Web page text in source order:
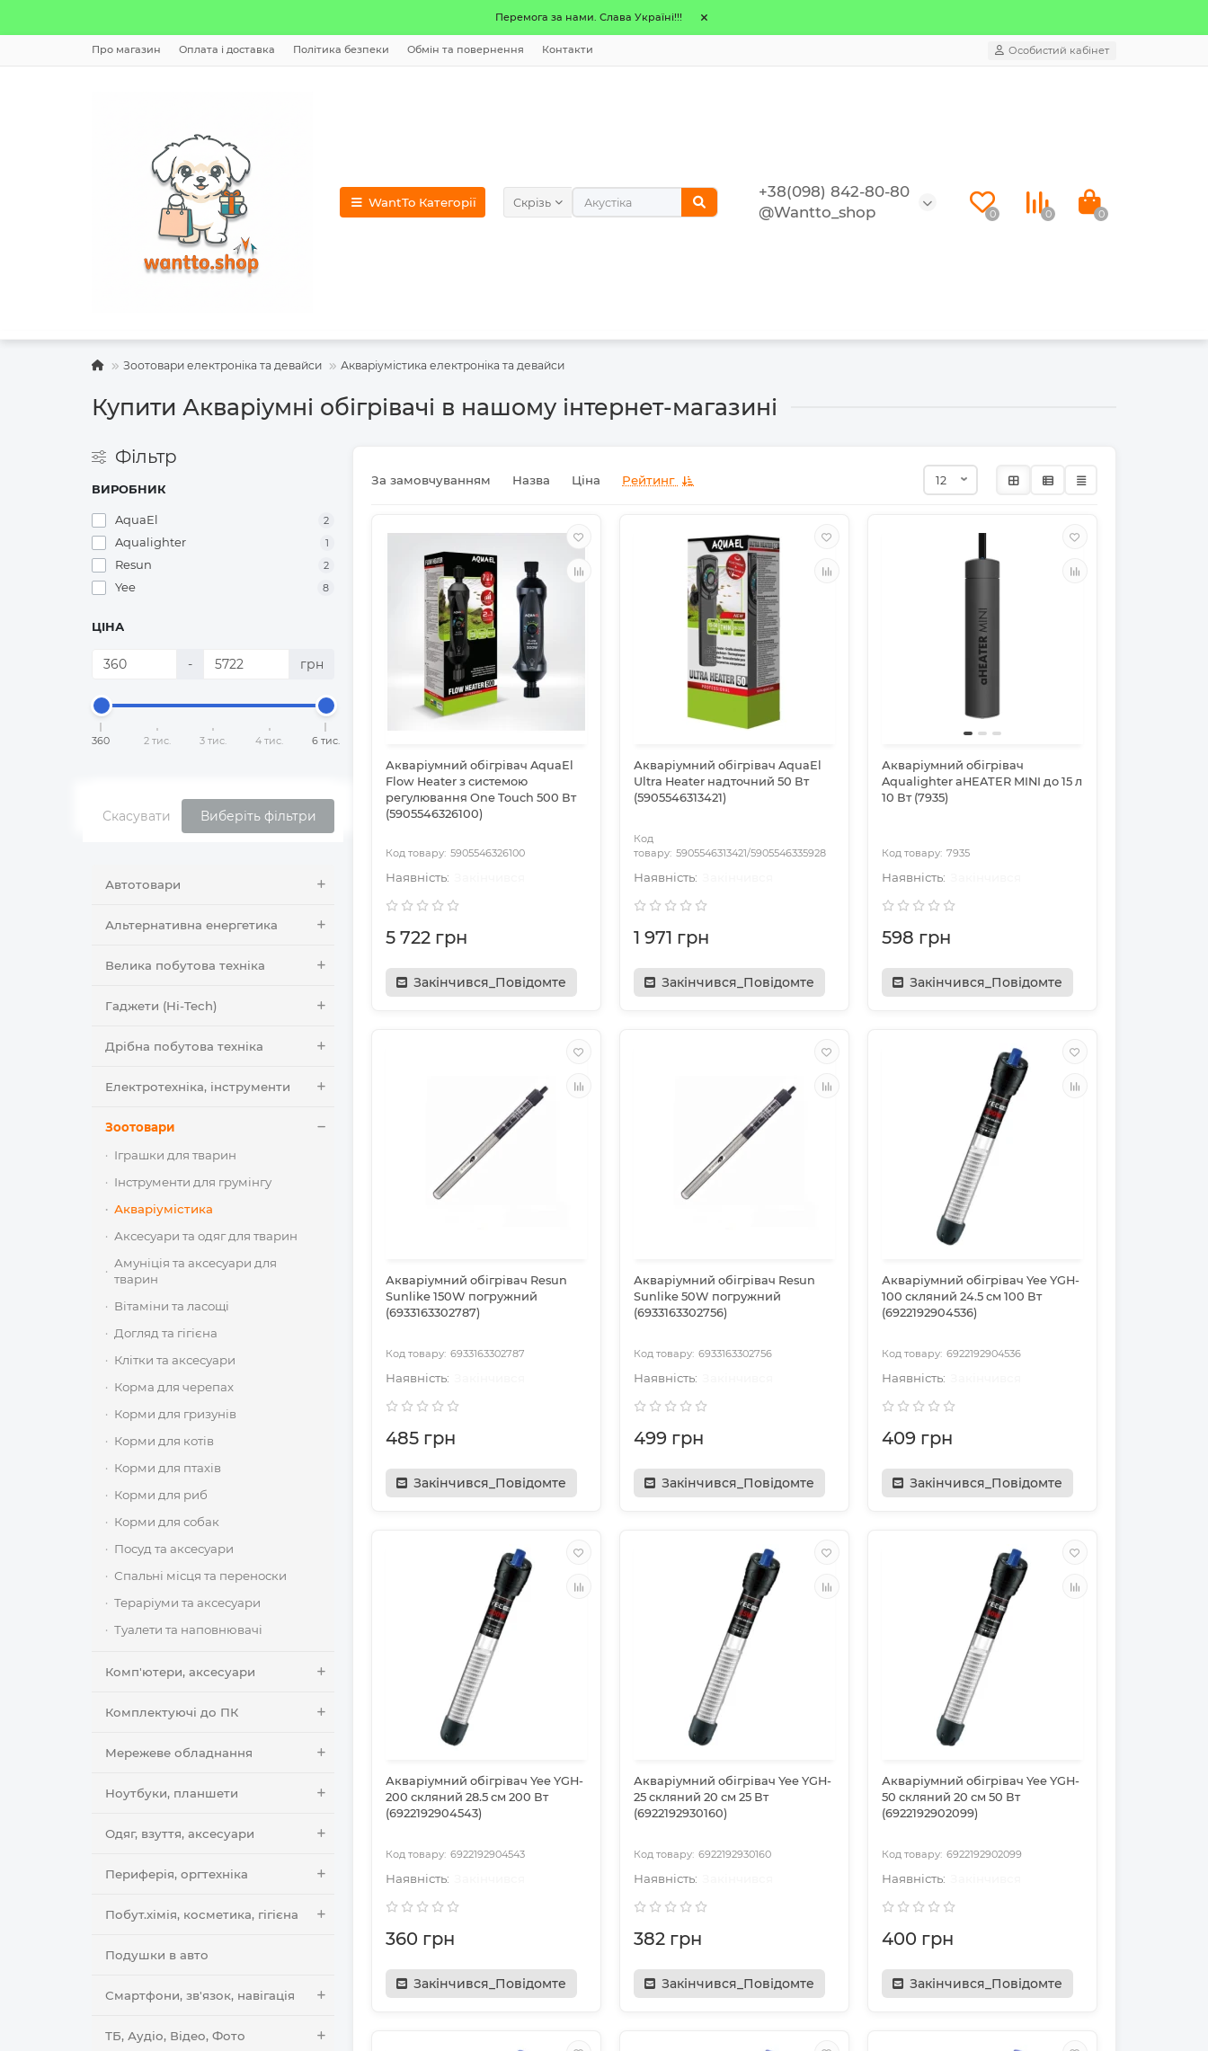
Перемога за нами. Слава Україні!!!
Про магазин Оплата і доставка Політика безпеки Обмін та повернення Контакти Особистий кабінет
WantTo Категорії Скрізь
+38(098) 842-80-80
@Wantto_shop
0 0 0
Зоотовари електроніка та девайси Акваріумістика електроніка та девайси
Купити Акваріумні обігрівачі в нашому інтернет-магазині
Фільтр
ВИРОБНИК
AquaEl 2
Aqualighter 1
Resun 2
Yee 8
ЦІНА
- грн
360 2 тис. 3 тис. 4 тис. 6 тис.
Скасувати Виберіть фільтри
Автотовари
Альтернативна енергетика
Велика побутова техніка
Гаджети (Hi-Tech)
Дрібна побутова техніка
Електротехніка, інструменти
Зоотовари
Іграшки для тварин
Інструменти для грумінгу
Акваріумістика
Аксесуари та одяг для тварин
Амуніція та аксесуари для
тварин
Вітаміни та ласощі
Догляд та гігієна
Клітки та аксесуари
Корма для черепах
Корми для гризунів
Корми для котів
Корми для птахів
Корми для риб
Корми для собак
Посуд та аксесуари
Спальні місця та переноски
Тераріуми та аксесуари
Туалети та наповнювачі
Комп'ютери, аксесуари
Комплектуючі до ПК
Мережеве обладнання
Ноутбуки, планшети
Одяг, взуття, аксесуари
Периферія, оргтехніка
Побут.хімія, косметика, гігієна
Подушки в авто
Смартфони, зв'язок, навігація
ТБ, Аудіо, Відео, Фото
За замовчуванням Назва Ціна Рейтинг
Акваріумний обігрівач AquaEl
Flow Heater з системою
регулювання One Touch 500 Вт
(5905546326100)
5905546326100
5 722 грн
Закінчився_Повідомте
Акваріумний обігрівач AquaEl
Ultra Heater надточний 50 Вт
(5905546313421)
5905546313421/5905546335928
1 971 грн
Закінчився_Повідомте
Акваріумний обігрівач
Aqualighter aHEATER MINI до 15 л
10 Вт (7935)
7935
598 грн
Закінчився_Повідомте
Акваріумний обігрівач Resun
Sunlike 150W погружний
(6933163302787)
6933163302787
485 грн
Закінчився_Повідомте
Акваріумний обігрівач Resun
Sunlike 50W погружний
(6933163302756)
6933163302756
499 грн
Закінчився_Повідомте
Акваріумний обігрівач Yee YGH-
100 скляний 24.5 см 100 Вт
(6922192904536)
6922192904536
409 грн
Закінчився_Повідомте
Акваріумний обігрівач Yee YGH-
200 скляний 28.5 см 200 Вт
(6922192904543)
6922192904543
360 грн
Закінчився_Повідомте
Акваріумний обігрівач Yee YGH-
25 скляний 20 см 25 Вт
(6922192930160)
6922192930160
382 грн
Закінчився_Повідомте
Акваріумний обігрівач Yee YGH-
50 скляний 20 см 50 Вт
(6922192902099)
6922192902099
400 грн
Закінчився_Повідомте